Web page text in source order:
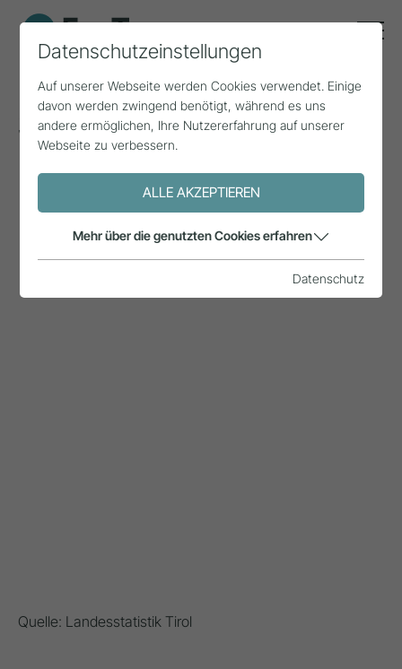
Sommersaison 2026
Quelle: Landesstatistik Tirol
Datenschutzeinstellungen
Auf unserer Webseite werden Cookies verwendet. Einige
davon werden zwingend benötigt, während es uns
andere ermöglichen, Ihre Nutzererfahrung auf unserer
Webseite zu verbessern.
ALLE AKZEPTIEREN
Mehr über die genutzten Cookies erfahren
Datenschutz